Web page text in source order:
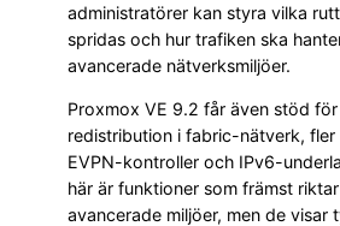
administratörer kan styra vilka
spridas och hur trafiken ska
avancerade nätverksmiljöer.
Proxmox VE 9.2 får även stöd för
redistribution i fabric-nätverk, fler
EVPN-kontroller och IPv6-
här är funktioner som främst
avancerade miljöer, men de visar